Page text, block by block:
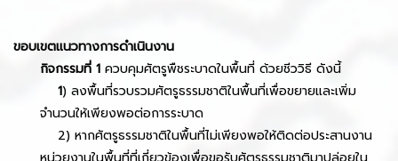
ขอบเขตแนวทางการดำเนินงาน
กิจกรรมที่ 1 ควบคุมศัตรูพืชระบาดในพื้นที่ ด้วยชีววิธี ดังนี้
1) ลงพื้นที่รวบรวมศัตรูธรรมชาติในพื้นที่เพื่อขยายและเพิ่ม
จำนวนให้เพียงพอต่อการระบาด
2) หากศัตรูธรรมชาติในพื้นที่ไม่เพียงพอให้ติดต่อประสานงาน